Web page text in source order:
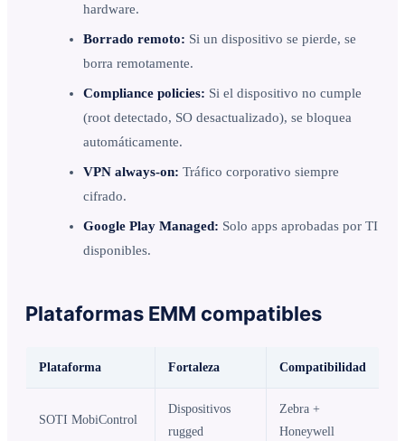
hardware.
Borrado remoto: Si un dispositivo se pierde, se
borra remotamente.
Compliance policies: Si el dispositivo no cumple
(root detectado, SO desactualizado), se bloquea
automáticamente.
VPN always-on: Tráfico corporativo siempre
cifrado.
Google Play Managed: Solo apps aprobadas por TI
disponibles.
Plataformas EMM compatibles
Plataforma Fortaleza Compatibilidad
SOTI MobiControl
Dispositivos
rugged
Zebra +
Honeywell